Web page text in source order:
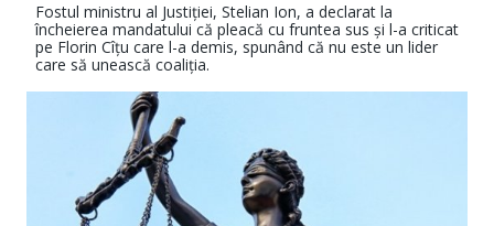
Fostul ministru al Justiției, Stelian Ion, a declarat la
încheierea mandatului că pleacă cu fruntea sus și l-a criticat
pe Florin Cîțu care l-a demis, spunând că nu este un lider
care să unească coaliția.